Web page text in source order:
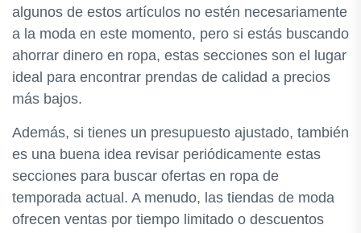
algunos de estos artículos no estén necesariamente
a la moda en este momento, pero si estás buscando
ahorrar dinero en ropa, estas secciones son el lugar
ideal para encontrar prendas de calidad a precios
más bajos.
Además, si tienes un presupuesto ajustado, también
es una buena idea revisar periódicamente estas
secciones para buscar ofertas en ropa de
temporada actual. A menudo, las tiendas de moda
ofrecen ventas por tiempo limitado o descuentos